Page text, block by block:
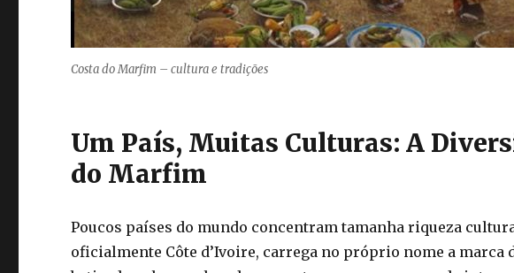
Costa do Marfim – cultura e tradições
Um País, Muitas Culturas: A
do Marfim
Poucos países do mundo concentram tamanha riqueza
oficialmente Côte d’Ivoire, carrega no próprio nome a marca